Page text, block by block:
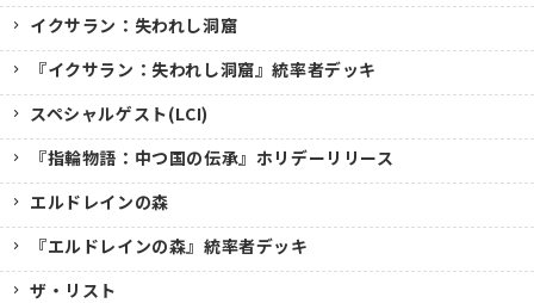
イクサラン：失われし洞窟
『イクサラン：失われし洞窟』統率者デッキ
スペシャルゲスト(LCI)
『指輪物語：中つ国の伝承』ホリデーリリース
エルドレインの森
『エルドレインの森』統率者デッキ
ザ・リスト